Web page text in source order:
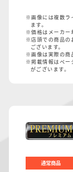
※画像には複数ラ
ます。
※価格はメーカー
※店頭での商品の
ございます。
※画像は実際の商
※掲載情報はペー
がございます。
通常商品